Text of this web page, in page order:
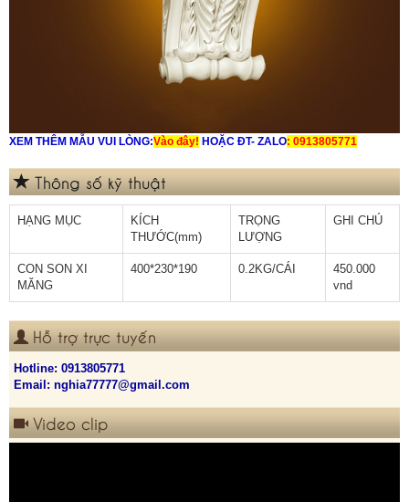
XEM THÊM MẪU VUI LÒNG:Vào đây! HOẶC ĐT- ZALO: 0913805771
Thông số kỹ thuật
HẠNG MỤC
KÍCH
THƯỚC(mm)
TRỌNG
LƯỢNG
GHI CHÚ
CON SON XI
MĂNG
400*230*190 0.2KG/CÁI
450.000
vnd
Hỗ trợ trực tuyến
Hotline: 0913805771
Email: nghia77777@gmail.com
Video clip